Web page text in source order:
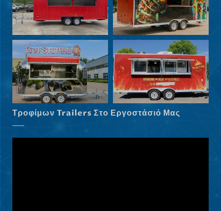
Τροφίμων Trailers Στο Εργοστάσιό Μας
हिन्दी
Norsk bokmål
Slovenčina
Svenska